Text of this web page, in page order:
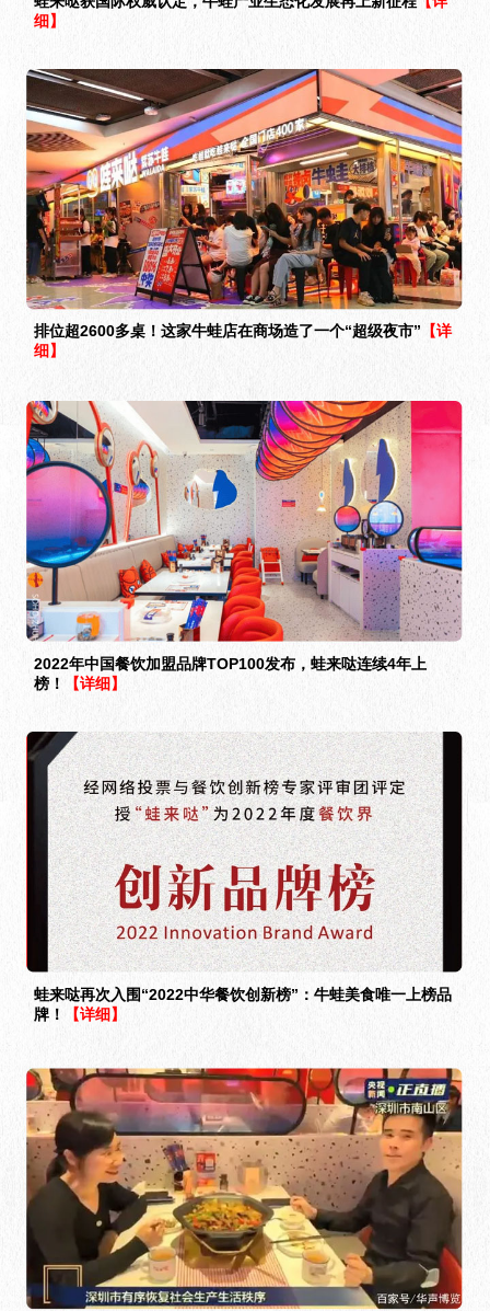
细】
排位超2600多桌！这家牛蛙店在商场造了一个“超级夜市” 【详
细】
2022年中国餐饮加盟品牌TOP100发布，蛙来哒连续4年上
榜！
【详细】
蛙来哒再次入围“2022中华餐饮创新榜”：牛蛙美食唯一上榜品
牌！
【详细】